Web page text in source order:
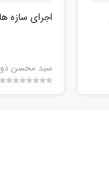
اجراي سازه
سيد محسن